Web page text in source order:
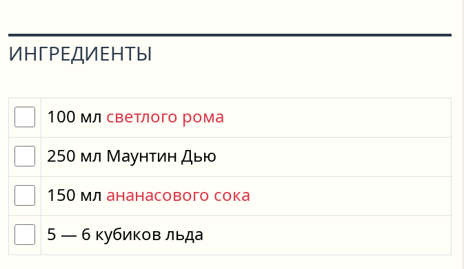
ИНГРЕДИЕНТЫ
100 мл светлого рома
250 мл Маунтин Дью
150 мл ананасового сока
5 — 6 кубиков льда